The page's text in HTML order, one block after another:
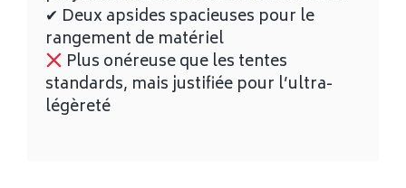
✔ Deux apsides spacieuses pour le
rangement de matériel
Plus onéreuse que les tentes
standards, mais justifiée pour l’ultra-
légèreté